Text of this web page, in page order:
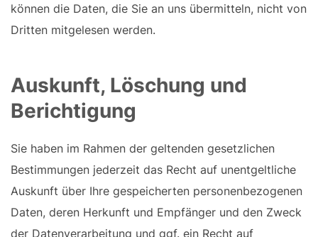
können die Daten, die Sie an uns übermitteln, nicht von
Dritten mitgelesen werden.
Auskunft, Löschung und
Berichtigung
Sie haben im Rahmen der geltenden gesetzlichen
Bestimmungen jederzeit das Recht auf unentgeltliche
Auskunft über Ihre gespeicherten personenbezogenen
Daten, deren Herkunft und Empfänger und den Zweck
der Datenverarbeitung und ggf. ein Recht auf